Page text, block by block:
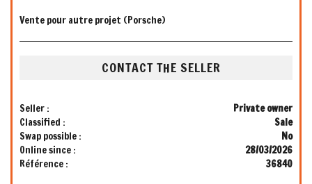
Vente pour autre projet (Porsche)
CONTACT THE SELLER
Seller :
Private owner
Classified :
Sale
Swap possible :
No
Online since :
28/03/2026
Référence :
36840